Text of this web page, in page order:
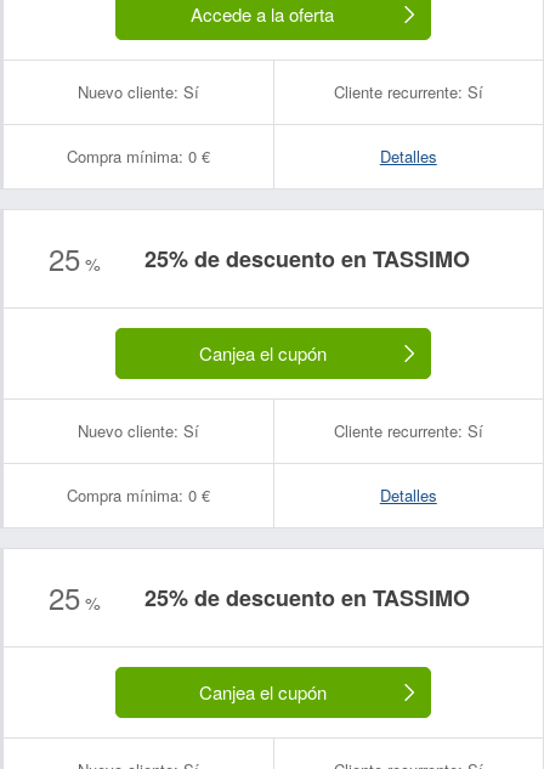
Accede a la oferta
Nuevo cliente: Sí Cliente recurrente: Sí
Compra mínima: 0 € Detalles
25 % 25% de descuento en TASSIMO
Canjea el cupón
Nuevo cliente: Sí Cliente recurrente: Sí
Compra mínima: 0 € Detalles
25 % 25% de descuento en TASSIMO
Canjea el cupón